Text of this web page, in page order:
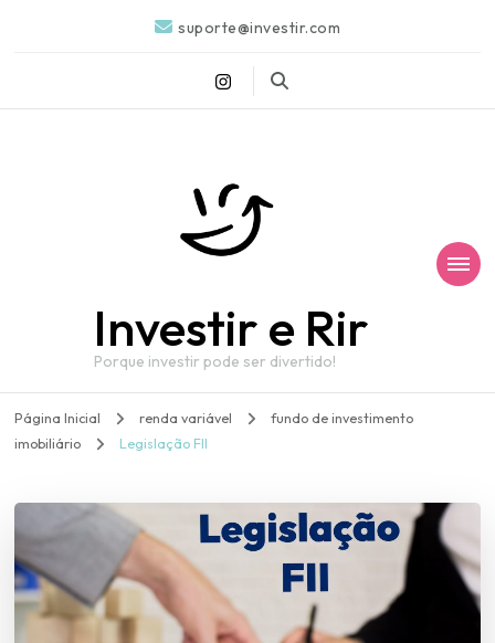
suporte@investir.com
Investir e Rir
Porque investir pode ser divertido!
Página Inicial renda variável
fundo de investimento
imobiliário
Legislação FII